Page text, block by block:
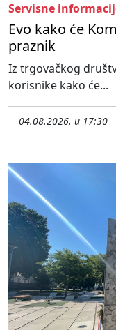
Servisne
Evo kako će
praznik
Iz trgovačkog
korisnike kako će...
04.08.2026. u 17:30